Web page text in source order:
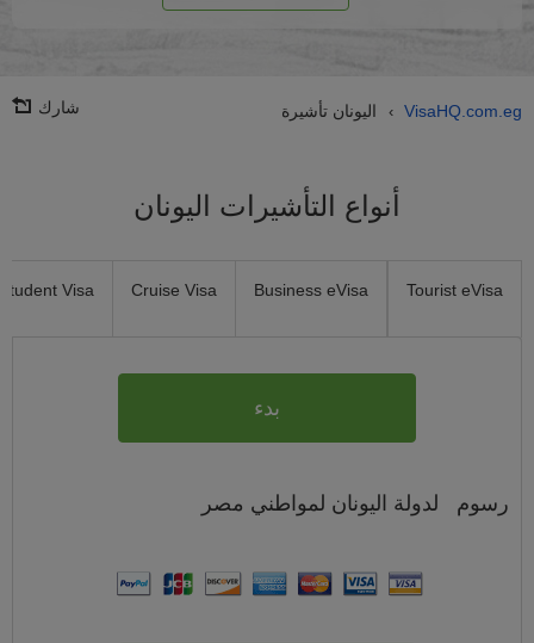
VisaHQ.com.eg
› اليونان تأشيرة شارك
أنواع التأشيرات اليونان
Tourist eVisa
Business eVisa
Cruise Visa
Student Visa
بدء
رسوم لدولة اليونان لمواطني مصر